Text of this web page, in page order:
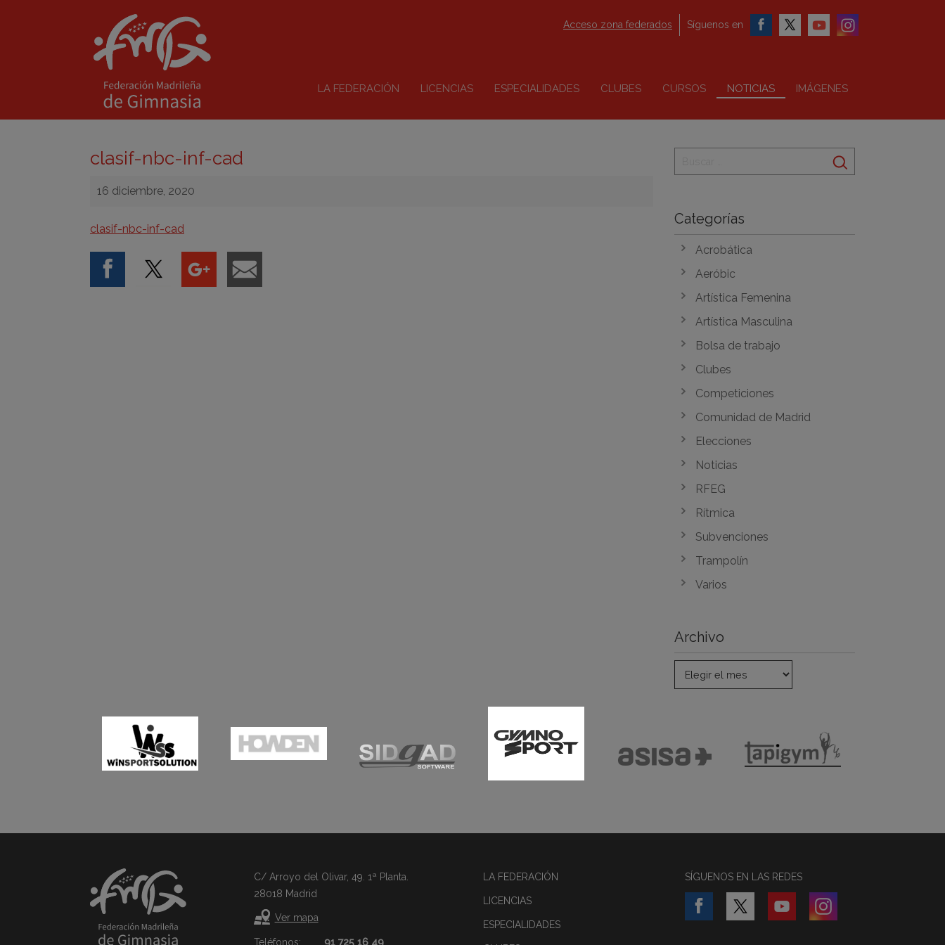
LA FEDERACIÓN LICENCIAS ESPECIALIDADES CLUBES CURSOS NOTICIAS IMÁGENES
Acceso zona federados Síguenos en
clasif-nbc-inf-cad
16 diciembre, 2020
clasif-nbc-inf-cad
Categorías
Acrobática
Aeróbic
Artística Femenina
Artística Masculina
Bolsa de trabajo
Clubes
Competiciones
Comunidad de Madrid
Elecciones
Noticias
RFEG
Rítmica
Subvenciones
Trampolín
Varios
Archivo
C/ Arroyo del Olivar, 49. 1ª Planta.
28018 Madrid
Ver mapa
Teléfonos:
91 725 16 49
LA FEDERACIÓN
LICENCIAS
ESPECIALIDADES
SÍGUENOS EN LAS REDES